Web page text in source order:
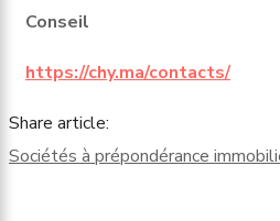
Conseil
https://chy.ma/contacts/
Share article:
Sociétés à prépondérance